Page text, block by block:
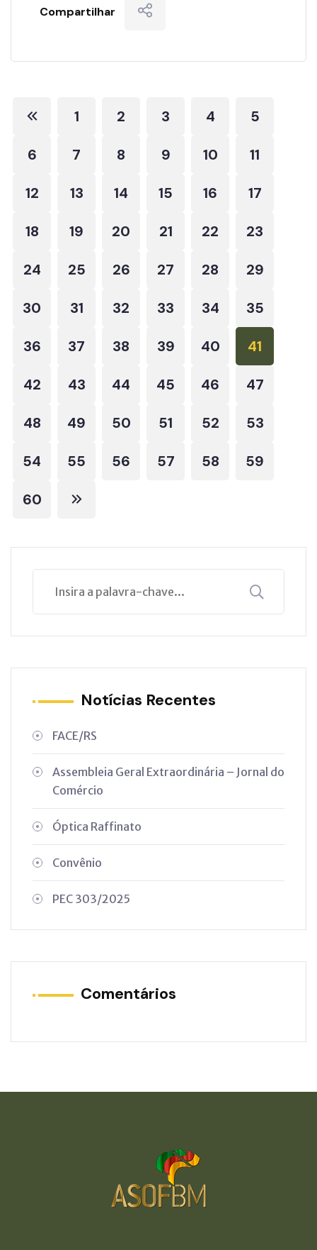
Compartilhar
1 2 3 4 5
6 7 8 9 10 11
12 13 14 15 16 17
18 19 20 21 22 23
24 25 26 27 28 29
30 31 32 33 34 35
36 37 38 39 40 41
42 43 44 45 46 47
48 49 50 51 52 53
54 55 56 57 58 59
60
Notícias Recentes
FACE/RS
Assembleia Geral Extraordinária – Jornal do
Comércio
Óptica Raffinato
Convênio
PEC 303/2025
Comentários